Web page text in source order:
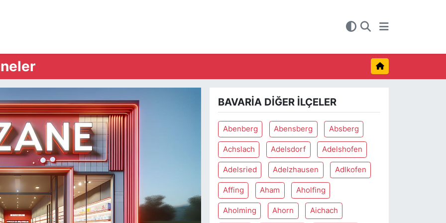
BAVARIA DIĞER İLÇELER
Abenberg Abensberg Absberg
Achslach Adelsdorf Adelshofen
Adelsried Adelzhausen Adlkofen
Affing Aham Aholfing
Aholming Ahorn Aichach